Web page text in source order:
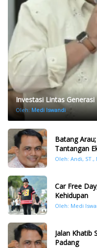
Investasi Lintas Generasi
Oleh: Medi Iswandi
Batang
Tantangan
Oleh: Andi, ST.,
Car Free
Kehidupan
Oleh: Medi
Jalan Khatib
Padang